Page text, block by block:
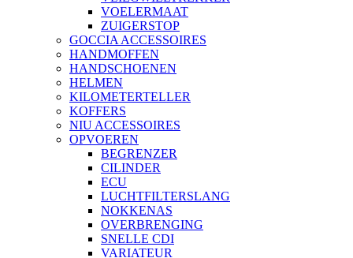
VOELERMAAT
ZUIGERSTOP
GOCCIA ACCESSOIRES
HANDMOFFEN
HANDSCHOENEN
HELMEN
KILOMETERTELLER
KOFFERS
NIU ACCESSOIRES
OPVOEREN
BEGRENZER
CILINDER
ECU
LUCHTFILTERSLANG
NOKKENAS
OVERBRENGING
SNELLE CDI
VARIATEUR